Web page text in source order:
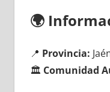
🌍
📍 Provincia:
🏛️ Comunidad